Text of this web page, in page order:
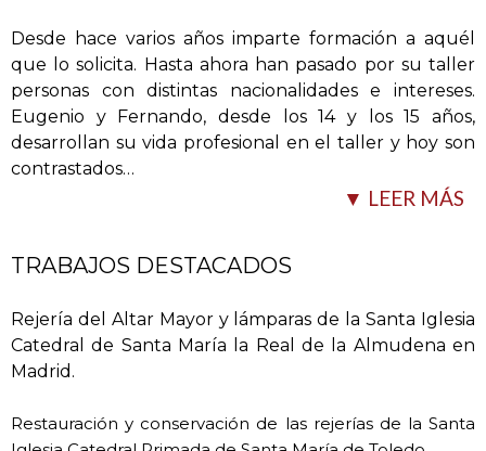
Sus obras, en las que queda patente la tradición y
vocación familiar, están esparcidas por Europa,
Latinoamérica y EE.UU, y abarcan todo tipo de piezas
de forja, tales como:
-Cancelas y Rejerías, comprendiendo estilos que van
Catedral de Santa María la Real de la Almudena en
-Lámparas y Faroles, que podemos encontrar en
edificios de gran singularidad arquitectónica, como
Panamá o la Santa Iglesia Catedral de Santa María la
dedicados a este oficio.
Desde hace varios años imparte formación a aquél
que lo solicita. Hasta ahora han pasado por su taller
personas con distintas nacionalidades e intereses.
Eugenio y Fernando, desde los 14 y los 15 años,
desarrollan su vida profesional en el taller y hoy son
contrastados…
▼ LEER MÁS
TRABAJOS DESTACADOS
Rejería del Altar Mayor y lámparas de la Santa Iglesia
Catedral de Santa María la Real de la Almudena en
Madrid.
Restauración y conservación de las rejerías de la Santa